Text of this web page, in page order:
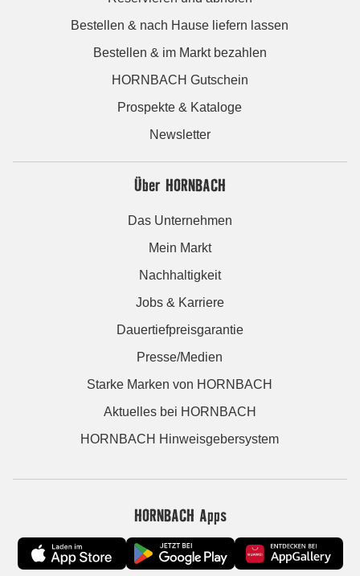
Bestellen & nach Hause liefern lassen
Bestellen & im Markt bezahlen
HORNBACH Gutschein
Prospekte & Kataloge
Newsletter
Über HORNBACH
Das Unternehmen
Mein Markt
Nachhaltigkeit
Jobs & Karriere
Dauertiefpreisgarantie
Presse/Medien
Starke Marken von HORNBACH
Aktuelles bei HORNBACH
HORNBACH Hinweisgebersystem
HORNBACH Apps